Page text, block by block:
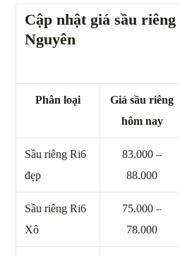
Cập nhật giá sầu
Nguyên
Phân loại
Giá sầu riêng
hôm nay
Sầu riêng Ri6
đẹp
83.000 –
88.000
Sầu riêng Ri6
Xô
75.000 –
78.000